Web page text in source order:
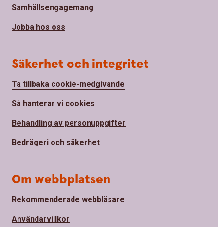
Samhällsengagemang
Jobba hos oss
Säkerhet och integritet
Ta tillbaka cookie-medgivande
Så hanterar vi cookies
Behandling av personuppgifter
Bedrägeri och säkerhet
Om webbplatsen
Rekommenderade webbläsare
Användarvillkor